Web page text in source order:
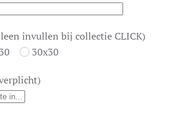
invullen bij collectie CLICK)
30x30